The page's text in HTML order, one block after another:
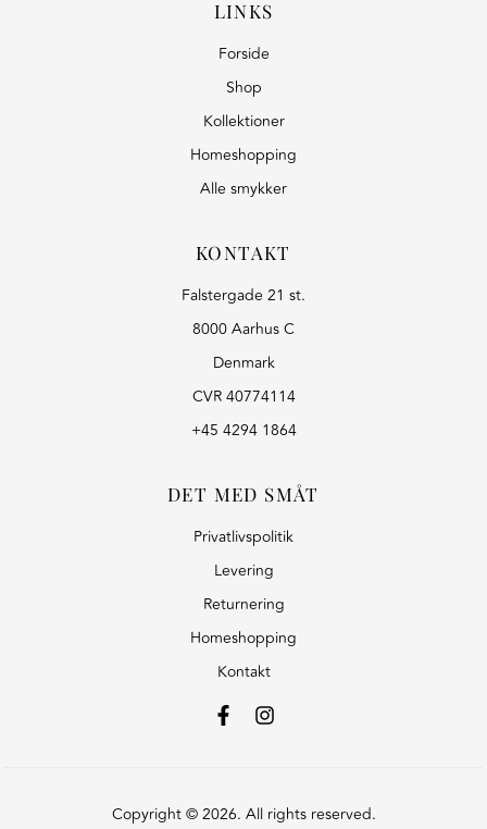
LINKS
Forside
Shop
Kollektioner
Homeshopping
Alle smykker
KONTAKT
Falstergade 21 st.
8000 Aarhus C
Denmark
CVR 40774114
+45 4294 1864
DET MED SMÅT
Privatlivspolitik
Levering
Returnering
Homeshopping
Kontakt
Copyright © 2026. All rights reserved.